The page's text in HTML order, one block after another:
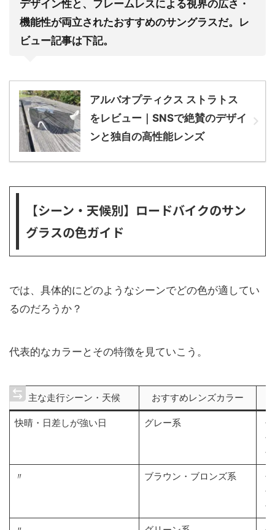
デザイン性と、フレームレスによる視界の広さ・
機能性が両立されたおすすめのサングラスだ。レ
ビュー記事は下記。
アルバオプティクス ストラトス
をレビュー｜SNSで絶賛のデザイ
ンと独自の高性能レンズ
【シーン・天候別】ロードバイクのサン
グラスの色ガイド
では、具体的にどのようなシーンでどの色が適してい
るのだろうか？
代表的なカラーとその特徴を見ていこう。
主な走行シーン・天候 おすすめレンズカラー
快晴・日差しが強い日 グレー系
〃 ブラウン・ブロンズ系